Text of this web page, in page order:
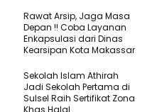
Rawat Arsip, Jaga Masa
Depan !! Coba Layanan
Enkapsulasi dari Dinas
Kearsipan Kota Makassar
Sekolah Islam Athirah
Jadi Sekolah Pertama di
Sulsel Raih Sertifikat Zona